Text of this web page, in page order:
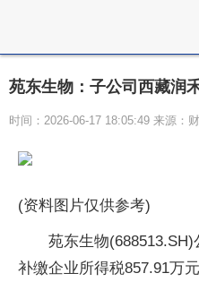
苑东生物：子公司西藏润
时间：2026-06-17 18:05:49 来源：
(资料图片仅供参考)
苑东生物
补缴企业所得税857.91万